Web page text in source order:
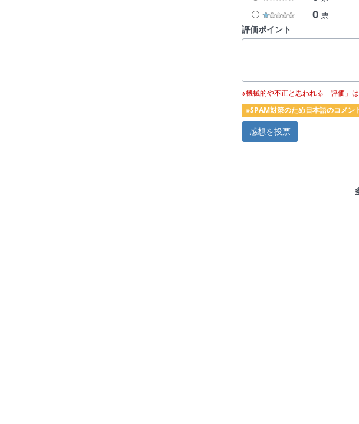
0票
評価ポイント
※機械的や不正と思われる「評価」
※SPAM対策のため日本語のコメン